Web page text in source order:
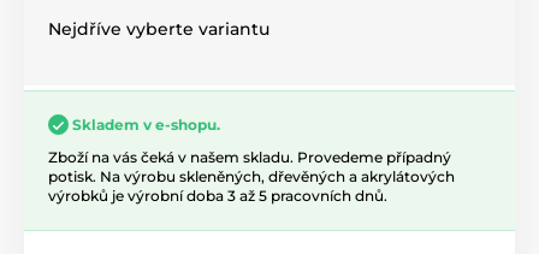
Nejdříve vyberte variantu
Skladem v e-shopu.
Zboží na vás čeká v našem skladu. Provedeme případný
potisk. Na výrobu skleněných, dřevěných a akrylátových
výrobků je výrobní doba 3 až 5 pracovních dnů.